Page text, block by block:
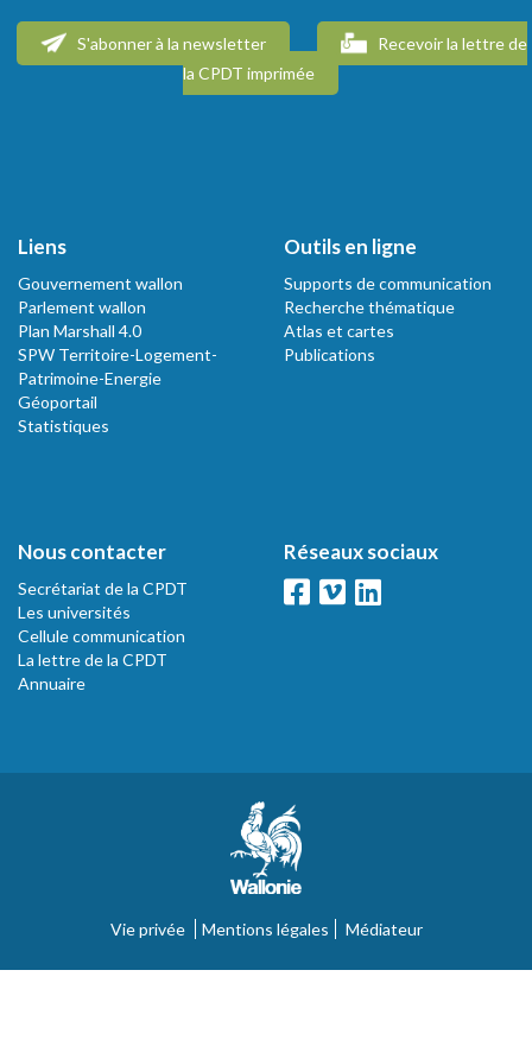
S'abonner à la newsletter
Recevoir la lettre de
la CPDT imprimée
Liens
Gouvernement wallon
Parlement wallon
Plan Marshall 4.0
SPW Territoire-Logement-
Patrimoine-Energie
Géoportail
Statistiques
Outils en ligne
Supports de communication
Recherche thématique
Atlas et cartes
Publications
Nous contacter
Secrétariat de la CPDT
Les universités
Cellule communication
La lettre de la CPDT
Annuaire
Réseaux sociaux
Vie privée Mentions légales Médiateur